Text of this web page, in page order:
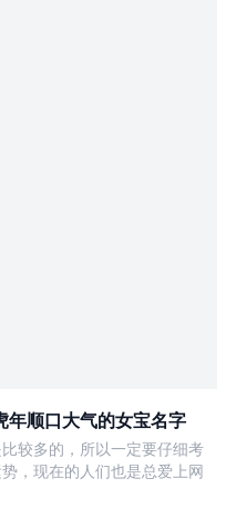
年顺口大气的女宝名字
较多的，所以一定要仔细考
，现在的人们也是总爱上网